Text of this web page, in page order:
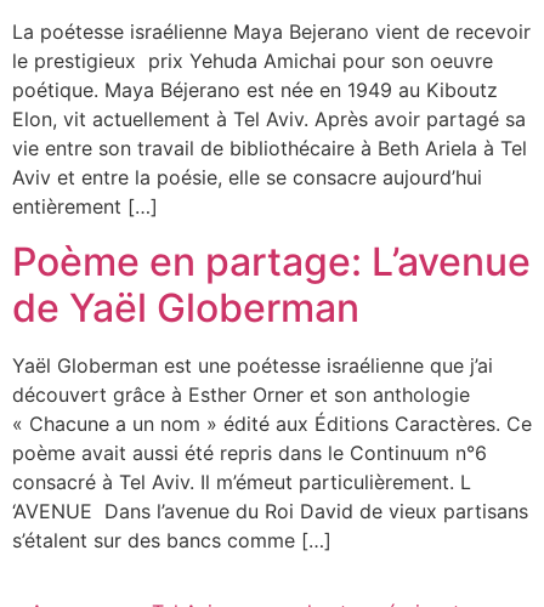
La poétesse israélienne Maya Bejerano vient de recevoir
le prestigieux prix Yehuda Amichai pour son oeuvre
poétique. Maya Béjerano est née en 1949 au Kiboutz
Elon, vit actuellement à Tel Aviv. Après avoir partagé sa
vie entre son travail de bibliothécaire à Beth Ariela à Tel
Aviv et entre la poésie, elle se consacre aujourd’hui
entièrement […]
Poème en partage: L’avenue
de Yaël Globerman
Yaël Globerman est une poétesse israélienne que j’ai
découvert grâce à Esther Orner et son anthologie
« Chacune a un nom » édité aux Éditions Caractères. Ce
poème avait aussi été repris dans le Continuum n°6
consacré à Tel Aviv. Il m’émeut particulièrement. L
‘AVENUE Dans l’avenue du Roi David de vieux partisans
s’étalent sur des bancs comme […]